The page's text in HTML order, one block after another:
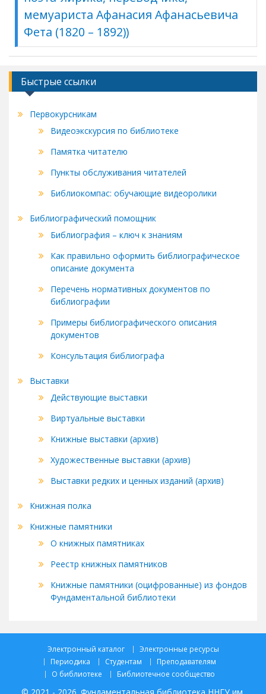
мемуариста Афанасия Афанасьевича
Фета (1820 – 1892))
Быстрые ссылки
Первокурсникам
Видеоэкскурсия по библиотеке
Памятка читателю
Пункты обслуживания читателей
Библиокомпас: обучающие видеоролики
Библиографический помощник
Библиография – ключ к знаниям
Как правильно оформить библиографическое
описание документа
Перечень нормативных документов по
библиографии
Примеры библиографического описания
документов
Консультация библиографа
Выставки
Действующие выставки
Виртуальные выставки
Книжные выставки (архив)
Художественные выставки (архив)
Выставки редких и ценных изданий (архив)
Книжная полка
Книжные памятники
О книжных памятниках
Реестр книжных памятников
Книжные памятники (оцифрованные) из фондов
Фундаментальной библиотеки
Электронный каталог
Электронные ресурсы
Периодика
Студентам
Преподавателям
О библиотеке
Библиотечное сообщество